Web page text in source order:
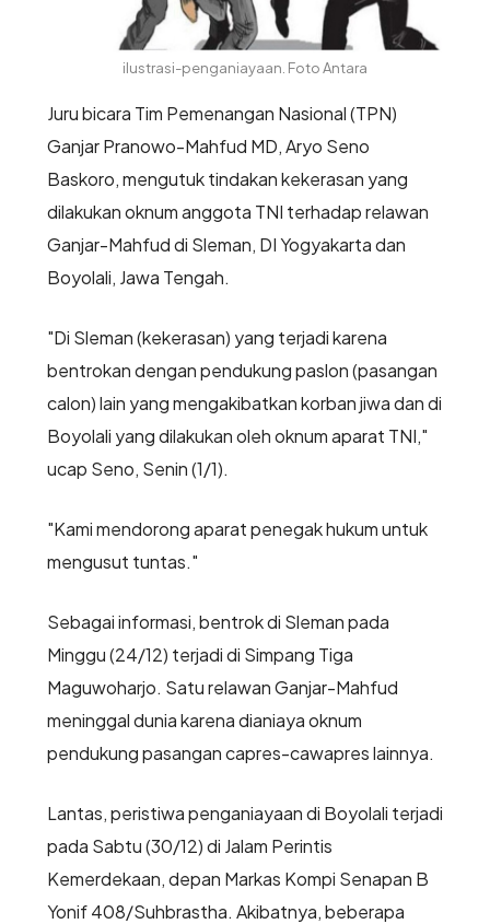
ilustrasi-penganiayaan. Foto Antara
Juru bicara Tim Pemenangan Nasional (TPN)
Ganjar Pranowo-Mahfud MD, Aryo Seno
Baskoro, mengutuk tindakan kekerasan yang
dilakukan oknum anggota TNI terhadap relawan
Ganjar-Mahfud di Sleman, DI Yogyakarta dan
Boyolali, Jawa Tengah.
"Di Sleman (kekerasan) yang terjadi karena
bentrokan dengan pendukung paslon (pasangan
calon) lain yang mengakibatkan korban jiwa dan di
Boyolali yang dilakukan oleh oknum aparat TNI,"
ucap Seno, Senin (1/1).
"Kami mendorong aparat penegak hukum untuk
mengusut tuntas."
Sebagai informasi, bentrok di Sleman pada
Minggu (24/12) terjadi di Simpang Tiga
Maguwoharjo. Satu relawan Ganjar-Mahfud
meninggal dunia karena dianiaya oknum
pendukung pasangan capres-cawapres lainnya.
Lantas, peristiwa penganiayaan di Boyolali terjadi
pada Sabtu (30/12) di Jalam Perintis
Kemerdekaan, depan Markas Kompi Senapan B
Yonif 408/Suhbrastha. Akibatnya, beberapa